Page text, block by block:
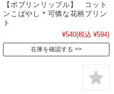
【ポプリンリップル】 コット
ンこばやし＊可憐な花柄プリン
ト
¥540(税込 ¥594)
在庫を確認する